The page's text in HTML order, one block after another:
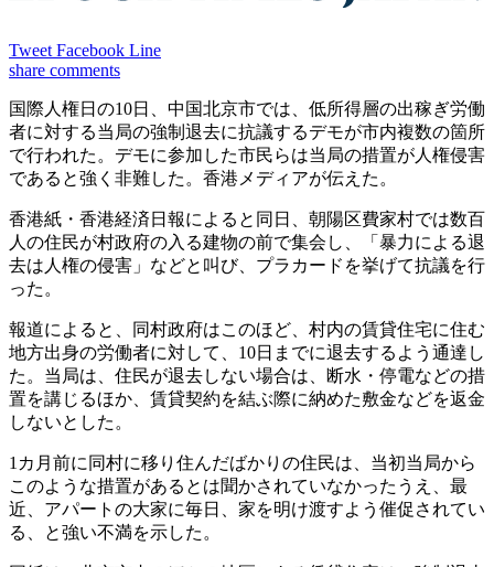
Tweet Facebook Line
share comments
国際人権日の10日、中国北京市では、低所得層の出稼ぎ労働
者に対する当局の強制退去に抗議するデモが市内複数の箇所
で行われた。デモに参加した市民らは当局の措置が人権侵害
であると強く非難した。香港メディアが伝えた。
香港紙・香港経済日報によると同日、朝陽区費家村では数百
人の住民が村政府の入る建物の前で集会し、「暴力による退
去は人権の侵害」などと叫び、プラカードを挙げて抗議を行
った。
報道によると、同村政府はこのほど、村内の賃貸住宅に住む
地方出身の労働者に対して、10日までに退去するよう通達し
た。当局は、住民が退去しない場合は、断水・停電などの措
置を講じるほか、賃貸契約を結ぶ際に納めた敷金などを返金
しないとした。
1カ月前に同村に移り住んだばかりの住民は、当初当局から
このような措置があるとは聞かされていなかったうえ、最
近、アパートの大家に毎日、家を明け渡すよう催促されてい
る、と強い不満を示した。